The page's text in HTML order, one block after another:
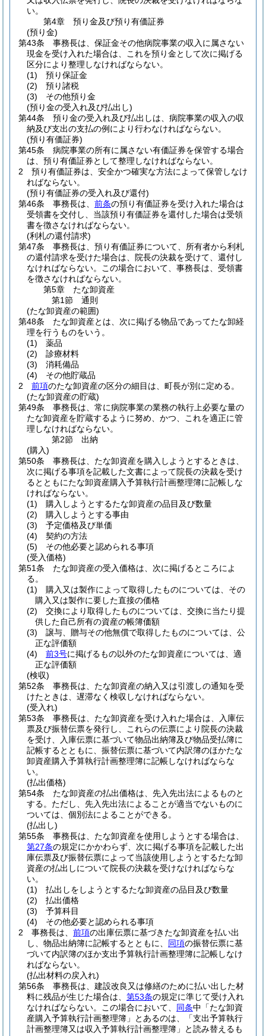
い。
第4章
預り金及び預り有価証券
(預り金)
第43条
事務長は、保証金その他病院事業の収入に属さない
現金を受け入れた場合は、これを預り金として次に掲げる
区分により整理しなければならない。
(1)
預り保証金
(2)
預り諸税
(3)
その他預り金
(預り金の受入れ及び払出し)
第44条
預り金の受入れ及び払出しは、病院事業の収入の収
納及び支出の支払の例により行わなければならない。
(預り有価証券)
第45条
病院事業の所有に属さない有価証券を保管する場合
は、預り有価証券として整理しなければならない。
2
預り有価証券は、安全かつ確実な方法によって保管しなけ
ればならない。
(預り有価証券の受入れ及び還付)
第46条
事務長は、 前条の預り有価証券を受け入れた場合は
受領書を交付し、当該預り有価証券を還付した場合は受領
書を徴さなければならない。
(利札の還付請求)
第47条
事務長は、預り有価証券について、所有者から利札
の還付請求を受けた場合は、院長の決裁を受けて、還付し
なければならない。
この場合において、事務長は、受領書
を徴さなければならない。
第5章
たな卸資産
第1節
通則
(たな卸資産の範囲)
第48条
たな卸資産とは、次に掲げる物品であってたな卸経
理を行うものをいう。
(1)
薬品
(2)
診療材料
(3)
消耗備品
(4)
その他貯蔵品
2
前項のたな卸資産の区分の細目は、町長が別に定める。
(たな卸資産の貯蔵)
第49条
事務長は、常に病院事業の業務の執行上必要な量の
たな卸資産を貯蔵するように努め、かつ、これを適正に管
理しなければならない。
第2節
出納
(購入)
第50条
事務長は、たな卸資産を購入しようとするときは、
次に掲げる事項を記載した文書によって院長の決裁を受け
るとともにたな卸資産購入予算執行計画整理簿に記帳しな
ければならない。
(1)
購入しようとするたな卸資産の品目及び数量
(2)
購入しようとする事由
(3)
予定価格及び単価
(4)
契約の方法
(5)
その他必要と認められる事項
(受入価格)
第51条
たな卸資産の受入価格は、次に掲げるところによ
る。
(1)
購入又は製作によって取得したものについては、その
購入又は製作に要した直接の価格
(2)
交換により取得したものについては、交換に当たり提
供した自己所有の資産の帳簿価額
(3)
譲与、贈与その他無償で取得したものについては、公
正な評価額
(4)
前3号に掲げるもの以外のたな卸資産については、適
正な評価額
(検収)
第52条
事務長は、たな卸資産の納入又は引渡しの通知を受
けたときは、遅滞なく検収しなければならない。
(受入れ)
第53条
事務長は、たな卸資産を受け入れた場合は、入庫伝
票及び振替伝票を発行し、これらの伝票により院長の決裁
を受け、入庫伝票に基づいて物品出納簿及び物品受払簿に
記帳するとともに、振替伝票に基づいて内訳簿のほかたな
卸資産購入予算執行計画整理簿に記帳しなければならな
い。
(払出価格)
第54条
たな卸資産の払出価格は、先入先出法によるものと
する。 ただし、先入先出法によることが適当でないものに
ついては、個別法によることができる。
(払出し)
第55条
事務長は、たな卸資産を使用しようとする場合は、
第27条の規定にかかわらず、次に掲げる事項を記載した出
庫伝票及び振替伝票によって当該使用しようとするたな卸
資産の払出しについて院長の決裁を受けなければならな
い。
(1)
払出しをしようとするたな卸資産の品目及び数量
(2)
払出価格
(3)
予算科目
(4)
その他必要と認められる事項
2
事務長は、 前項の出庫伝票に基づきたな卸資産を払い出
し、物品出納簿に記帳するとともに、 同項の振替伝票に基
づいて内訳簿のほか支出予算執行計画整理簿に記帳しなけ
ればならない。
(払出材料の戻入れ)
第56条
事務長は、建設改良又は修繕のために払い出した材
料に残品が生じた場合は、 第53条の規定に準じて受け入れ
なければならない。
この場合において、 同条中「たな卸資
産購入予算執行計画整理簿」とあるのは、「支出予算執行
計画整理簿又は収入予算執行計画整理簿」と読み替えるも